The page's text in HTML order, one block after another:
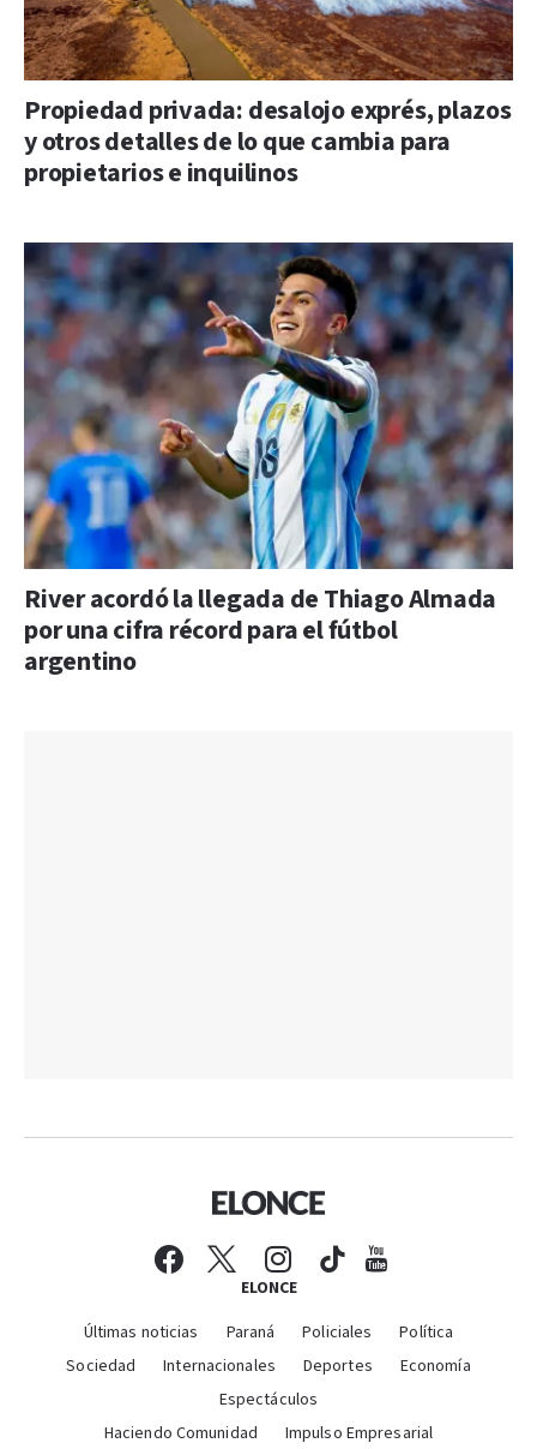
Propiedad privada: desalojo exprés, plazos
y otros detalles de lo que cambia para
propietarios e inquilinos
River acordó la llegada de Thiago Almada
por una cifra récord para el fútbol
argentino
ELONCE
Últimas noticias Paraná Policiales
Política
Sociedad
Internacionales Deportes
Economía
Espectáculos
Haciendo Comunidad
Impulso Empresarial